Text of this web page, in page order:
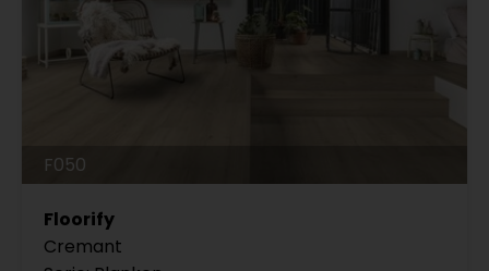
F050
Floorify
Cremant